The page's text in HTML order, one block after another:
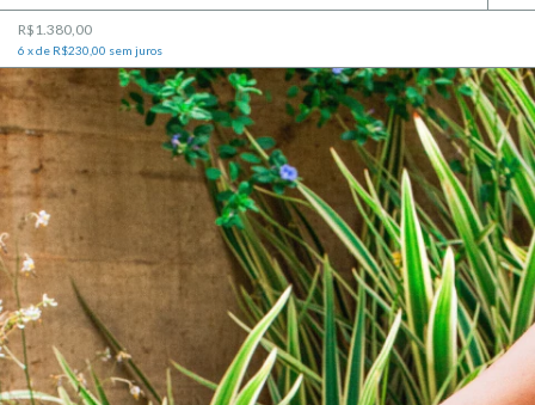
R$1.380,00
6 xde R$230,00 sem juros